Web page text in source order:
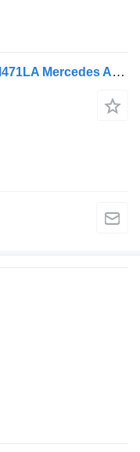
Mercedes-Benz Occ EGR klep OM471LA Mercedes A4711501594 AGR-Ventil für LKW